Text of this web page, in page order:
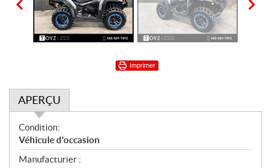
Imprimer
APERÇU
A
p
e
Condition:
Véhicule d'occasion
Manufacturier :